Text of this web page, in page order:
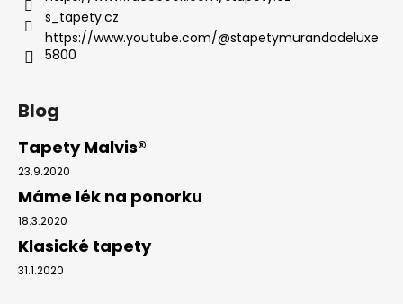
s_tapety.cz
https://www.youtube.com/@stapetymurandodeluxe
5800
Blog
Tapety Malvis®
23.9.2020
Máme lék na ponorku
18.3.2020
Klasické tapety
31.1.2020